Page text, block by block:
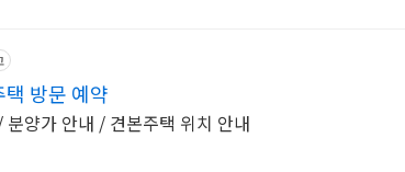
방문 예약
양가 안내 / 견본주택 위치 안내